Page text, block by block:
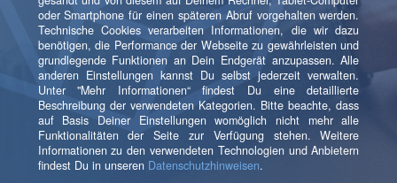
In diesem Fall ergibt es Sinn, die gesamte Verarbeitung
in einen synchronen und einen asynchronen Teil zu
trennen. Ein HTTP-Request löst die synchrone
Verarbeitung aus. In diesem Teil werden nur jene
Analysen durchgeführt, die unbedingt notwendig sind;
bevor das Ergebnis der Analyse (beispielsweise die